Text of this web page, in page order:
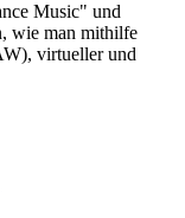
Music" und
wie man mithilfe
virtueller und